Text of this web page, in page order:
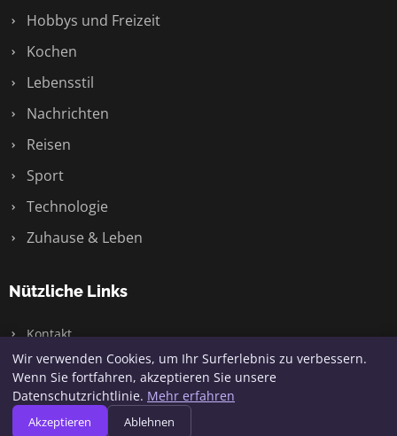
Hobbys und Freizeit
Kochen
Lebensstil
Nachrichten
Reisen
Sport
Technologie
Zuhause & Leben
Nützliche Links
Kontakt
© 2026 Jaqq. Alle Rechte vorbehalten.
Seitenübersicht
Wir verwenden Cookies, um Ihr Surferlebnis zu verbessern.
Wenn Sie fortfahren, akzeptieren Sie unsere
Datenschutzrichtlinie. Mehr erfahren
Akzeptieren Ablehnen